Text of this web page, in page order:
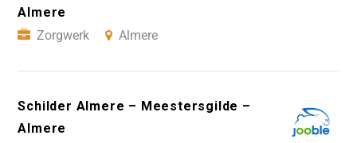
Almere
Zorgwerk
Almere
Schilder Almere – Meestersgilde –
Almere